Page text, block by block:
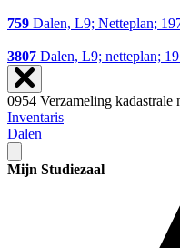
759 Dalen, L9; Netteplan;
3807 Dalen, L9; netteplan;
0954 Verzameling kadastrale
Inventaris
Dalen
Mijn Studiezaal